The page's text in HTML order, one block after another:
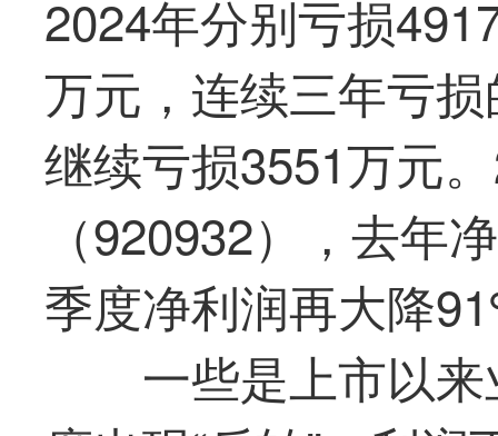
2024年分别亏损
万元，连续三年亏
继续亏损3551万元
（920932），去年
季度净利润再大降
一些是上市以